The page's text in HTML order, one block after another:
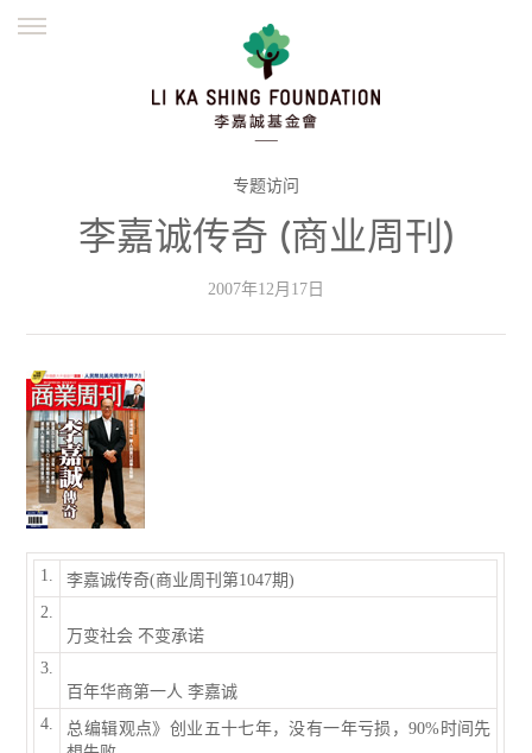
並肩同行
繁體
专题访问
李嘉诚传奇 (商业周刊)
2007年12月17日
1.
李嘉诚传奇(商业周刊第1047期)
2.
万变社会 不变承诺
3.
百年华商第一人 李嘉诚
4.
总编辑观点》创业五十七年，没有一年亏损，90%时间先